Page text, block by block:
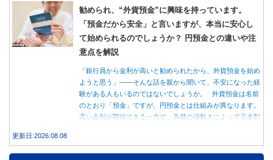
勧められ、“外貨預金”に興味を持っています。
「預金だから安全」と言いますが、本当に安心し
て始められるのでしょうか？ 円預金との違いや注
意点を解説
「銀行員から金利が高いと勧められたから、外貨預金を始め
ようと思う」――そんな話を親から聞いて、不安になった経
験がある人もいるのではないでしょうか。 外貨預金は名前
のとおり「預金」ですが、円預金とは仕組みが異なります。
高い金利が期待できる一方で、為替の値動きによって元本割
更新日:2026.08.08